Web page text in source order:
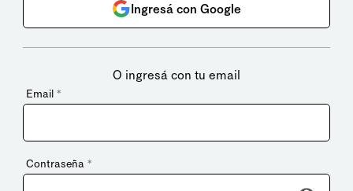
Ingresá con Google
O ingresá con tu email
Email *
Contraseña *